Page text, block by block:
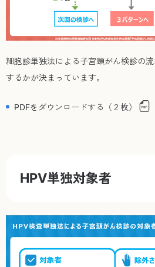
細胞診単独法による子宮頸がん検診の
するかが決まっています。
PDFをダウンロードする（２枚）
HPV単独対象者